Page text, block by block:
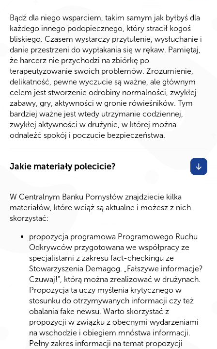
Bądź dla niego wsparciem, takim samym jak byłbyś dla
każdego innego podopiecznego, który stracił kogoś
bliskiego. Czasem wystarczy przytulenie, wysłuchanie i
danie przestrzeni do wypłakania się w rękaw. Pamiętaj,
że harcerz nie przychodzi na zbiórkę po
terapeutyzowanie swoich problemów. Zrozumienie,
delikatność, pewne wyczucie są ważne, ale głównym
celem jest stworzenie odrobiny normalności, zwykłej
zabawy, gry, aktywności w gronie rówieśników. Tym
bardziej ważne jest wtedy utrzymanie codziennej,
zwykłej aktywności w drużynie, w której można
odnaleźć spokój i poczucie bezpieczeństwa.
Jakie materiały polecicie?
W Centralnym Banku Pomysłów znajdziecie kilka
materiałów, które wciąż są aktualne i możesz z nich
skorzystać:
propozycja programowa Programowego Ruchu
Odkrywców przygotowana we współpracy ze
specjalistami z zakresu fact-checkingu ze
Stowarzyszenia Demagog. „Fałszywe informacje?
Czuwaj!”, którą można zrealizować w drużynach.
Propozycja ta uczy myślenia krytycznego w
stosunku do otrzymywanych informacji czy też
obalania fake newsu. Warto skorzystać z
propozycji w związku z obecnymi wydarzeniami
na wschodzie i obiegiem mnóstwa informacji.
Pełny zakres informacji na temat propozycji